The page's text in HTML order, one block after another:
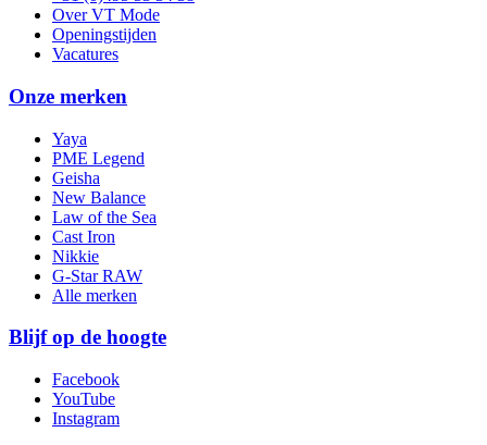
Over VT Mode
Openingstijden
Vacatures
Onze merken
Yaya
PME Legend
Geisha
New Balance
Law of the Sea
Cast Iron
Nikkie
G-Star RAW
Alle merken
Blijf op de hoogte
Facebook
YouTube
Instagram